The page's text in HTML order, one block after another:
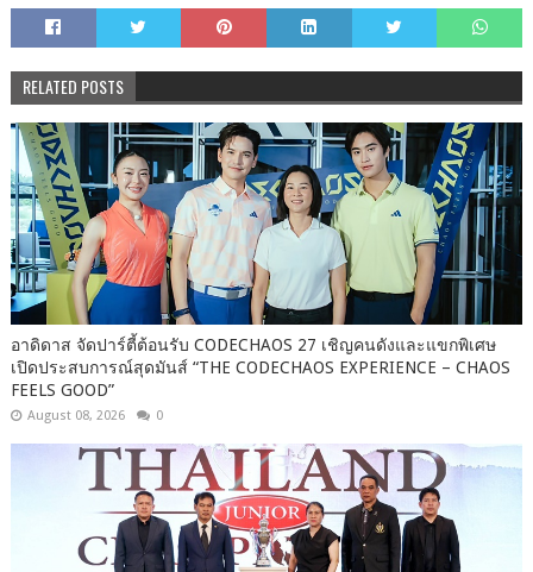
RELATED POSTS
อาดิดาส จัดปาร์ตี้ต้อนรับ CODECHAOS 27 เชิญคนดังและแขกพิเศษ
เปิดประสบการณ์สุดมันส์ “THE CODECHAOS EXPERIENCE – CHAOS
FEELS GOOD”
August 08, 2026 0